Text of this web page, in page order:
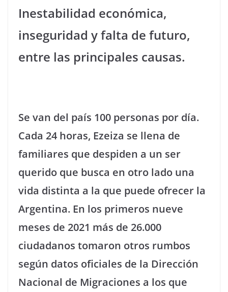
Inestabilidad económica,
inseguridad y falta de futuro,
entre las principales causas.
Se van del país 100 personas por día.
Cada 24 horas, Ezeiza se llena de
familiares que despiden a un ser
querido que busca en otro lado una
vida distinta a la que puede ofrecer la
Argentina. En los primeros nueve
meses de 2021 más de 26.000
ciudadanos tomaron otros rumbos
según datos oficiales de la Dirección
Nacional de Migraciones a los que